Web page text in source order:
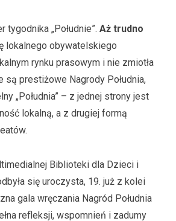
tygodnika „Południe”.Aż trudno
lokalnego obywatelskiego
rynku prasowym i nie zmiotła
są prestiżowe Nagrody Południa,
„Południa” – z jednej strony jest
lokalną, a z drugiej formą
Biblioteki dla Dzieci i
się uroczysta, 19. już z kolei
gala wręczania Nagród Południa
refleksji, wspomnień i zadumy